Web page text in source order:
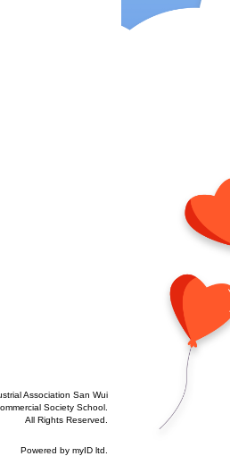
Association San Wui
Society School.
All Rights Reserved.
Powered by myID ltd